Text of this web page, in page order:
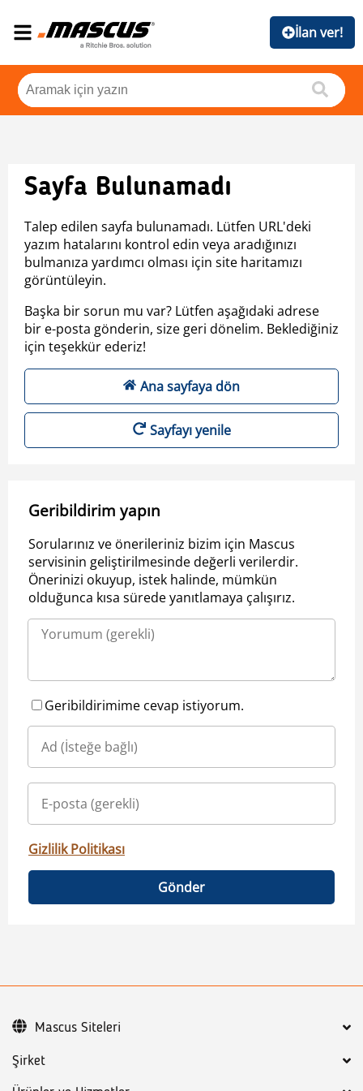
İlan ver!
Sayfa Bulunamadı
Talep edilen sayfa bulunamadı. Lütfen URL'deki
yazım hatalarını kontrol edin veya aradığınızı
bulmanıza yardımcı olması için site haritamızı
görüntüleyin.
Başka bir sorun mu var? Lütfen aşağıdaki adrese
bir e-posta gönderin, size geri dönelim. Beklediğiniz
için teşekkür ederiz!
Ana sayfaya dön
Sayfayı yenile
Geribildirim yapın
Sorularınız ve önerileriniz bizim için Mascus
servisinin geliştirilmesinde değerli verilerdir.
Önerinizi okuyup, istek halinde, mümkün
olduğunca kısa sürede yanıtlamaya çalışırız.
Geribildirimime cevap istiyorum.
Gizlilik Politikası
Gönder
Şirket
Mascus Siteleri